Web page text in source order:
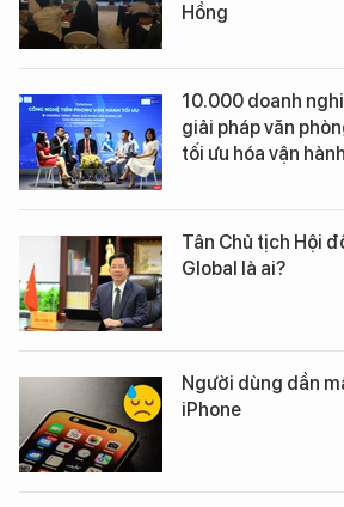
Hồng
10.000 doanh
giải pháp văn
tối ưu hóa vận hành
Tân Chủ tịch Hội
Global là ai?
Người dùng dần
iPhone